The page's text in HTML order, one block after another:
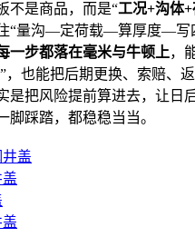
不是商品，而是“工况+沟体
“量沟—定荷载—算厚度—写
一步都落在毫米与牛顿上，
，也能把后期更换、索赔、
是把风险提前算进去，让日
脚踩踏，都稳稳当当。
盖